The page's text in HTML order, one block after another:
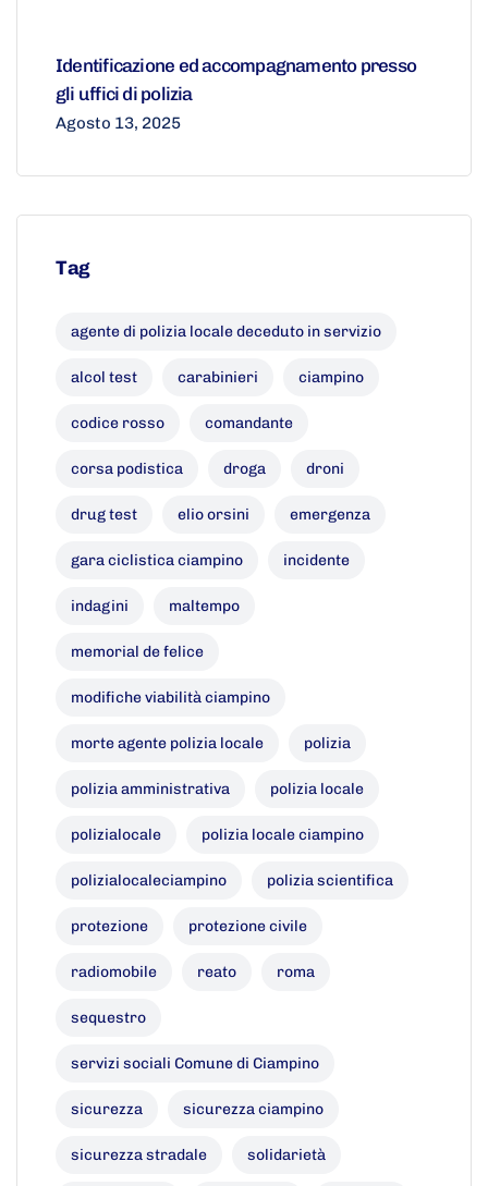
Identificazione ed accompagnamento presso
gli uffici di polizia
Agosto 13, 2025
Tag
agente di polizia locale deceduto in servizio
alcol test carabinieri ciampino
codice rosso comandante
corsa podistica droga droni
drug test elio orsini emergenza
gara ciclistica ciampino incidente
indagini maltempo
memorial de felice
modifiche viabilità ciampino
morte agente polizia locale polizia
polizia amministrativa polizia locale
polizialocale polizia locale ciampino
polizialocaleciampino polizia scientifica
protezione protezione civile
radiomobile reato roma
sequestro
servizi sociali Comune di Ciampino
sicurezza sicurezza ciampino
sicurezza stradale solidarietà